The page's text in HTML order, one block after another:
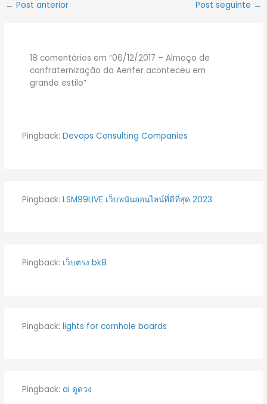
← Post anterior Post seguinte →
18 comentários em “06/12/2017 – Almoço de
confraternização da Aenfer aconteceu em
grande estilo”
Pingback: Devops Consulting Companies
Pingback: LSM99LIVE เว็บพนันออนไลน์ที่ดีที่สุด 2023
Pingback: เว็บตรง bk8
Pingback: lights for cornhole boards
Pingback: ai ดูดวง